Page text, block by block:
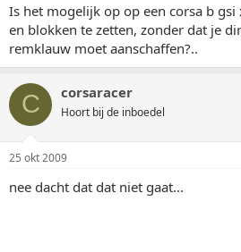
Is het mogelijk op op een corsa b
en blokken te zetten, zonder dat je
remklauw moet aanschaffen?..
C corsaracer
Hoort bij de inboedel
25 okt 2009
nee dacht dat dat niet gaat...